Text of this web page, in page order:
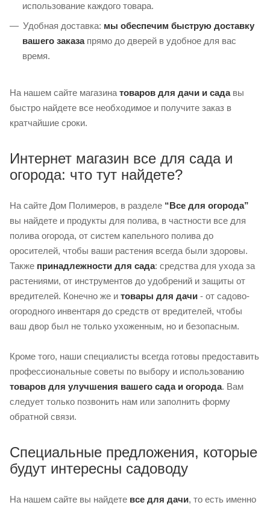
использование каждого товара.
Удобная доставка: мы обеспечим быструю доставку
вашего заказапрямо до дверей в удобное для вас
время.
На нашем сайте магазина товаров для дачи и садавы
быстро найдете все необходимое и получите заказ в
кратчайшие сроки.
Интернет магазин все для сада и
огорода: что тут найдете?
На сайте Дом Полимеров, в разделе “Все для огорода”
вы найдете и продукты для полива, в частности все для
полива огорода, от систем капельного полива до
оросителей, чтобы ваши растения всегда были здоровы.
Также принадлежности для сада: средства для ухода за
растениями, от инструментов до удобрений и защиты от
вредителей. Конечно же и товары для дачи - от садово-
огородного инвентаря до средств от вредителей, чтобы
ваш двор был не только ухоженным, но и безопасным.
Кроме того, наши специалисты всегда готовы предоставить
профессиональные советы по выбору и использованию
товаров для улучшения вашего сада и огорода. Вам
следует только позвонить нам или заполнить форму
обратной связи.
Специальные предложения, которые
будут интересны садоводу
На нашем сайте вы найдете все для дачи, то есть именно